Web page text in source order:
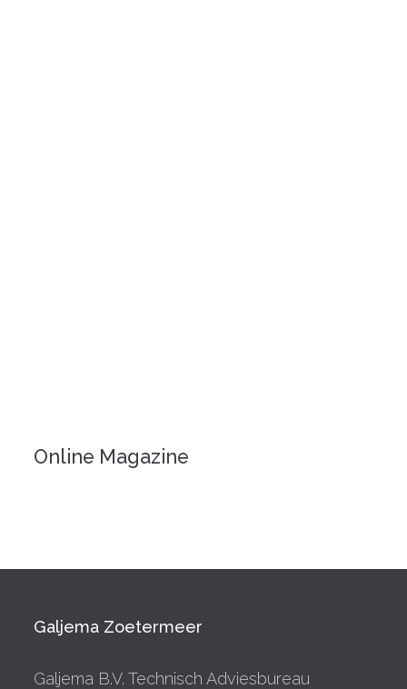
Online Magazine
Galjema Zoetermeer
Galjema B.V. Technisch Adviesbureau